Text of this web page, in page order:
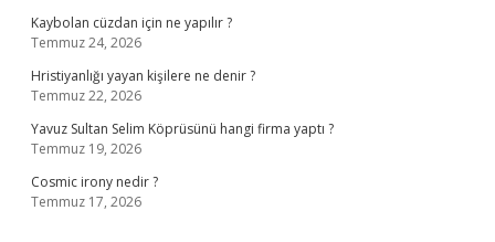
Kaybolan cüzdan için ne yapılır ?
Temmuz 24, 2026
Hristiyanlığı yayan kişilere ne denir ?
Temmuz 22, 2026
Yavuz Sultan Selim Köprüsünü hangi firma yaptı ?
Temmuz 19, 2026
Cosmic irony nedir ?
Temmuz 17, 2026